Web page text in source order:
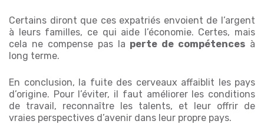
Certains diront que ces expatriés envoient de l’argent
à leurs familles, ce qui aide l’économie. Certes, mais
cela ne compense pas la perte de compétences à
long terme.
En conclusion, la fuite des cerveaux affaiblit les pays
d’origine. Pour l’éviter, il faut améliorer les conditions
de travail, reconnaître les talents, et leur offrir de
vraies perspectives d’avenir dans leur propre pays.